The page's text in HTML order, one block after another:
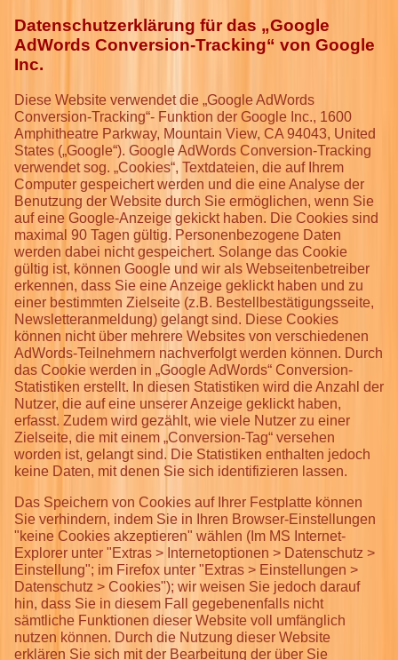
Datenschutzerklärung für das „Google
AdWords Conversion-Tracking“ von Google
Inc.
Diese Website verwendet die „Google AdWords
Conversion-Tracking“- Funktion der Google Inc., 1600
Amphitheatre Parkway, Mountain View, CA 94043, United
States („Google“). Google AdWords Conversion-Tracking
verwendet sog. „Cookies“, Textdateien, die auf Ihrem
Computer gespeichert werden und die eine Analyse der
Benutzung der Website durch Sie ermöglichen, wenn Sie
auf eine Google-Anzeige gekickt haben. Die Cookies sind
maximal 90 Tagen gültig. Personenbezogene Daten
werden dabei nicht gespeichert. Solange das Cookie
gültig ist, können Google und wir als Webseitenbetreiber
erkennen, dass Sie eine Anzeige geklickt haben und zu
einer bestimmten Zielseite (z.B. Bestellbestätigungsseite,
Newsletteranmeldung) gelangt sind. Diese Cookies
können nicht über mehrere Websites von verschiedenen
AdWords-Teilnehmern nachverfolgt werden können. Durch
das Cookie werden in „Google AdWords“ Conversion-
Statistiken erstellt. In diesen Statistiken wird die Anzahl der
Nutzer, die auf eine unserer Anzeige geklickt haben,
erfasst. Zudem wird gezählt, wie viele Nutzer zu einer
Zielseite, die mit einem „Conversion-Tag“ versehen
worden ist, gelangt sind. Die Statistiken enthalten jedoch
keine Daten, mit denen Sie sich identifizieren lassen.
Das Speichern von Cookies auf Ihrer Festplatte können
Sie verhindern, indem Sie in Ihren Browser-Einstellungen
"keine Cookies akzeptieren" wählen (Im MS Internet-
Explorer unter "Extras > Internetoptionen > Datenschutz >
Einstellung"; im Firefox unter "Extras > Einstellungen >
Datenschutz > Cookies"); wir weisen Sie jedoch darauf
hin, dass Sie in diesem Fall gegebenenfalls nicht
sämtliche Funktionen dieser Website voll umfänglich
nutzen können. Durch die Nutzung dieser Website
erklären Sie sich mit der Bearbeitung der über Sie